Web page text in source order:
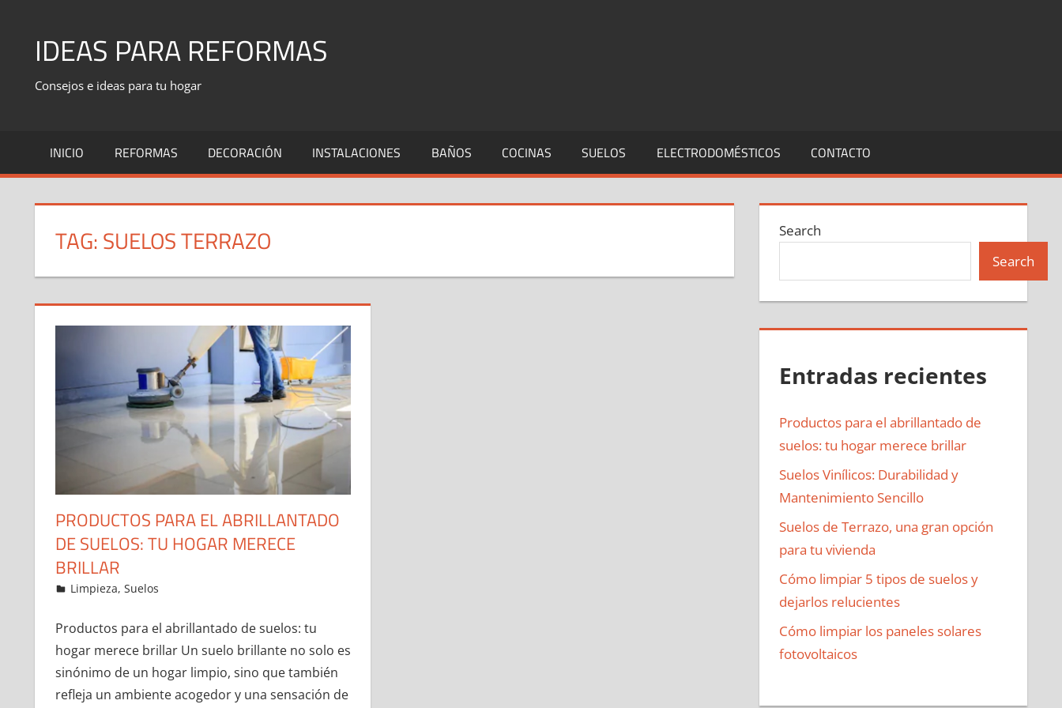
contentIDEAS PARA REFORMAS
Consejos e ideas para tu hogar
INICIO REFORMAS DECORACIÓN INSTALACIONES BAÑOS COCINAS SUELOS ELECTRODOMÉSTICOS CONTACTO
TAG:SUELOS TERRAZO
PRODUCTOS PARA EL ABRILLANTADO
DE SUELOS: TU HOGAR MERECE
BRILLAR
25 de October de 2023
ideas2021
Limpieza,Suelos
Productos para el abrillantado de suelos: tu
hogar merece brillar Un suelo brillante no solo es
sinónimo de un hogar limpio, sino que también
refleja un ambiente acogedor y una sensación de
Search
Search
Entradas recientes
Productos para el abrillantado de
suelos: tu hogar merece brillar
Suelos Vinílicos: Durabilidad y
Mantenimiento Sencillo
Suelos de Terrazo, una gran opción
para tu vivienda
Cómo limpiar 5 tipos de suelos y
dejarlos relucientes
Cómo limpiar los paneles solares
fotovoltaicos